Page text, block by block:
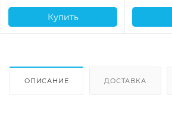
Купить
ОПИСАНИЕ ДОСТАВКА